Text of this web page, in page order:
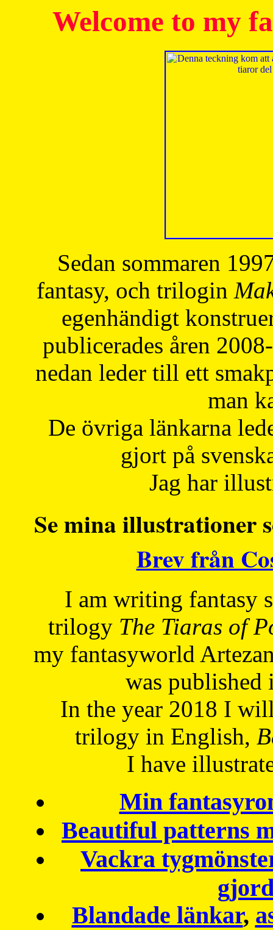
Welcome to my
Sedan sommaren
fantasy, och trilogin
egenhändigt
publicerades åren
nedan leder till ett
man
De övriga länkarna
gjort på
Jag har
Se mina illustrationer
Brev från
I am writing fantasy
trilogy The Tiaras of
my fantasyworld
was published
In the year 2018 I
trilogy in English,
I have
Min
Beautiful patterns
Vackra
Blandade länkar,